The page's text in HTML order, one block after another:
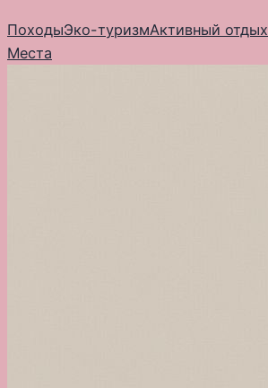
к
содержимому
ПоходыЭко-туризмАктивный отдых
Места